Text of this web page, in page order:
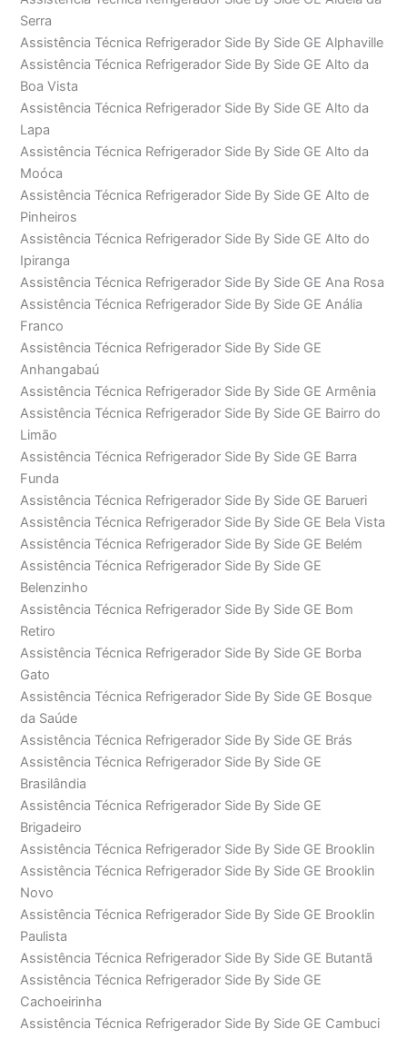
Serra
Assistência Técnica Refrigerador Side By Side GE Alphaville
Assistência Técnica Refrigerador Side By Side GE Alto da
Boa Vista
Assistência Técnica Refrigerador Side By Side GE Alto da
Lapa
Assistência Técnica Refrigerador Side By Side GE Alto da
Moóca
Assistência Técnica Refrigerador Side By Side GE Alto de
Pinheiros
Assistência Técnica Refrigerador Side By Side GE Alto do
Ipiranga
Assistência Técnica Refrigerador Side By Side GE Ana Rosa
Assistência Técnica Refrigerador Side By Side GE Anália
Franco
Assistência Técnica Refrigerador Side By Side GE
Anhangabaú
Assistência Técnica Refrigerador Side By Side GE Armênia
Assistência Técnica Refrigerador Side By Side GE Bairro do
Limão
Assistência Técnica Refrigerador Side By Side GE Barra
Funda
Assistência Técnica Refrigerador Side By Side GE Barueri
Assistência Técnica Refrigerador Side By Side GE Bela Vista
Assistência Técnica Refrigerador Side By Side GE Belém
Assistência Técnica Refrigerador Side By Side GE
Belenzinho
Assistência Técnica Refrigerador Side By Side GE Bom
Retiro
Assistência Técnica Refrigerador Side By Side GE Borba
Gato
Assistência Técnica Refrigerador Side By Side GE Bosque
da Saúde
Assistência Técnica Refrigerador Side By Side GE Brás
Assistência Técnica Refrigerador Side By Side GE
Brasilândia
Assistência Técnica Refrigerador Side By Side GE
Brigadeiro
Assistência Técnica Refrigerador Side By Side GE Brooklin
Assistência Técnica Refrigerador Side By Side GE Brooklin
Novo
Assistência Técnica Refrigerador Side By Side GE Brooklin
Paulista
Assistência Técnica Refrigerador Side By Side GE Butantã
Assistência Técnica Refrigerador Side By Side GE
Cachoeirinha
Assistência Técnica Refrigerador Side By Side GE Cambuci